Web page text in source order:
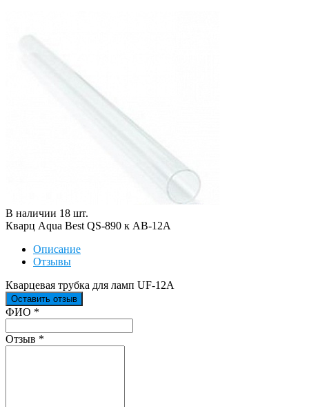
В наличии 18 шт.
Кварц Aqua Best QS-890 к АВ-12А
Описание
Отзывы
Кварцевая трубка для ламп UF-12A
Оставить отзыв
Ваш отзыв был отправлен!
ФИО *
Отзыв *